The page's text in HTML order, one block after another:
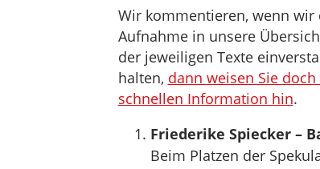
Wir kommentieren, wenn
Aufnahme in unsere
der jeweiligen Texte
halten, dann weisen Sie
schnellen Information hin.
Friederike Spiecker –
Beim Platzen der